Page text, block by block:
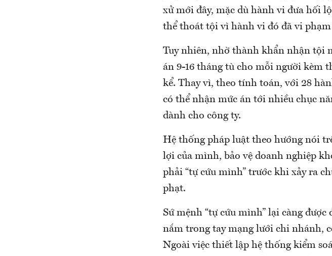
xử mới đây, mặc dù hành vi đưa hối
thể thoát tội vì hành vi đó đã vi
Tuy nhiên, nhờ thành khẩn nhận tội
án 9-16 tháng tù cho mỗi người kèm
kể. Thay vì, theo tính toán, với 28
có thể nhận mức án tới nhiều chục
dành cho công ty.
Hệ thống pháp luật theo hướng nói
lợi của mình, bảo vệ doanh nghiệp
phải “tự cứu mình” trước khi xảy ra
phạt.
Sứ mệnh “tự cứu mình” lại càng
nắm trong tay mạng lưới chi nhánh,
Ngoài việc thiết lập hệ thống kiểm